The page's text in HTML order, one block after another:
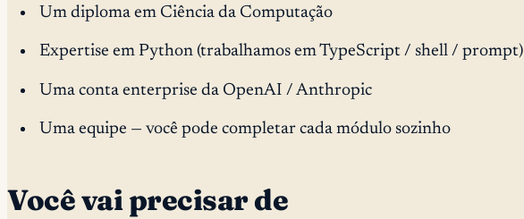
Um diploma em Ciência da Computação
Expertise em Python (trabalhamos em TypeScript / shell / prompt)
Uma conta enterprise da OpenAI / Anthropic
Uma equipe — você pode completar cada módulo sozinho
Você vai precisar de